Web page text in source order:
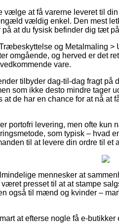
vælge at få varerne leveret til
vældig enkel. Den mest
at du fysisk befinder dig tæt
og Metalmaling
omgående, og herved er det
vare.
tilbyder dag-til-dag fragt
som ikke desto mindre tager
at de har en chance for at nå at
portofri levering, men ofte kun
som typisk – hvad
til at levere din ordre til et
mennesker at
presset til at at stampe
også til mænd og kvinder –
at efterse nogle få e-